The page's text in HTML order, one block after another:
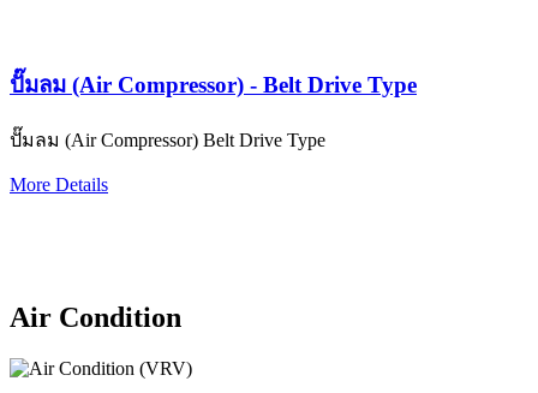
ปั๊มลม (Air Compressor) - Belt Drive Type
ปั๊มลม (Air Compressor) Belt Drive Type
More Details
Air Condition